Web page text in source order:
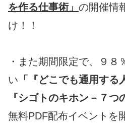
を作る仕事術」 の開催情
け！！
・また期間限定で、９８
い 「『どこでも通用す
『シゴトのキホン－７つ
無料PDF配布イベントを